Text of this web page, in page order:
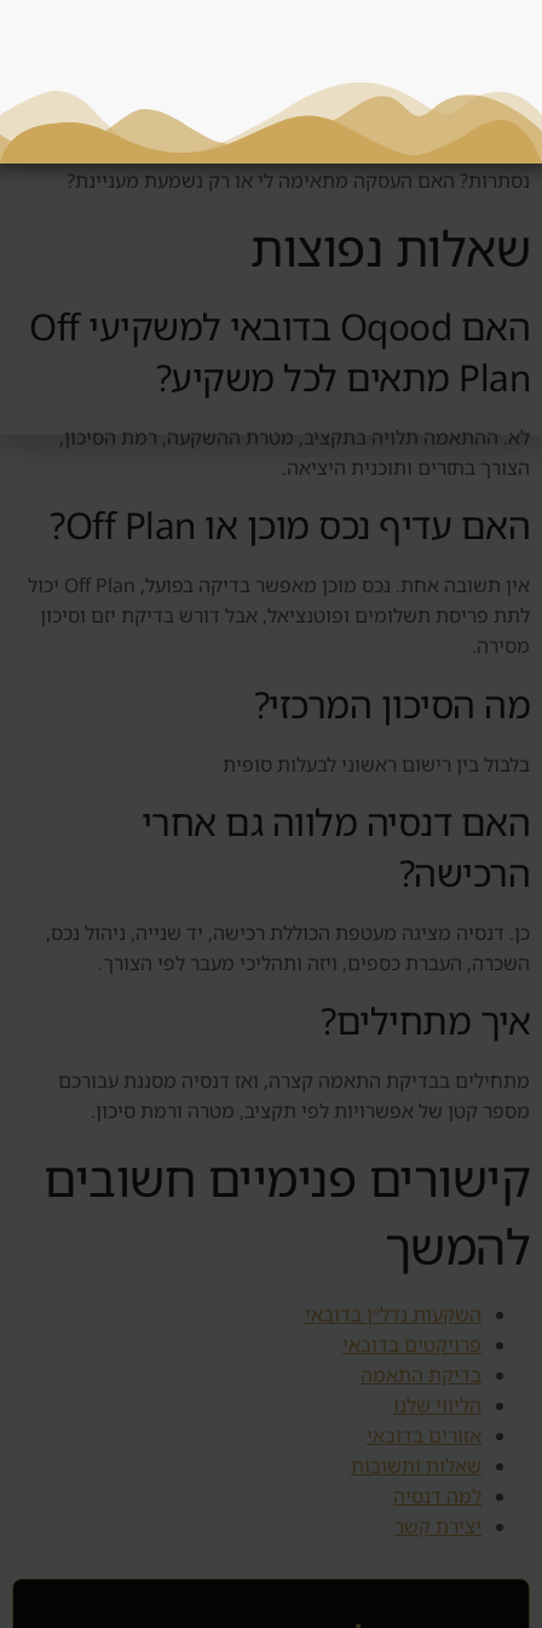
לפני החלטה סביב Oqood, צריך לשאול: מי השוכר הטבעי? האם
יש ביקוש אמיתי? כמה עולה לנהל את הנכס? מה קורה אם השוק
יורד? האם אפשר למכור? האם המחיר תחרותי? האם יש עלויות
נסתרות? האם העסקה מתאימה לי או רק נשמעת מעניינת?
שאלות נפוצות
האם Oqood בדובאי למשקיעי Off
Plan מתאים לכל משקיע?
לא. ההתאמה תלויה בתקציב, מטרת ההשקעה, רמת הסיכון,
הצורך בתזרים ותוכנית היציאה.
האם עדיף נכס מוכן או Off Plan?
אין תשובה אחת. נכס מוכן מאפשר בדיקה בפועל, Off Plan יכול
לתת פריסת תשלומים ופוטנציאל, אבל דורש בדיקת יזם וסיכון
מסירה.
מה הסיכון המרכזי?
בלבול בין רישום ראשוני לבעלות סופית
האם דנסיה מלווה גם אחרי
הרכישה?
כן. דנסיה מציגה מעטפת הכוללת רכישה, יד שנייה, ניהול נכס,
השכרה, העברת כספים, ויזה ותהליכי מעבר לפי הצורך.
איך מתחילים?
מתחילים בבדיקת התאמה קצרה, ואז דנסיה מסננת עבורכם
מספר קטן של אפשרויות לפי תקציב, מטרה ורמת סיכון.
קישורים פנימיים חשובים
להמשך
השקעות נדל״ן בדובאי
פרויקטים בדובאי
בדיקת התאמה
הליווי שלנו
אזורים בדובאי
שאלות ותשובות
למה דנסיה
יצירת קשר